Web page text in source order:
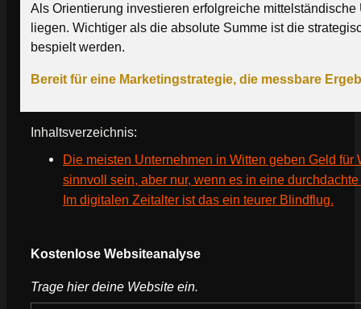
Als Orientierung investieren erfolgreiche
liegen. Wichtiger als die absolute Summe ist die
bespielt werden.
Bereit für eine Marketingstrategie, die messbare
Inhaltsverzeichnis:
Die meisten Unternehmen in Witten geben Geld
sinnvoll sein, aber nur, wenn es in eine
Im digitalen Zeitalter ist das ein teurer Blindflug.
Kostenlose Websiteanalyse
Trage hier deine Website ein.